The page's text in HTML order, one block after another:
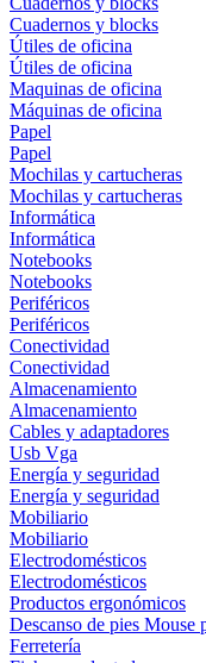
Cuadernos y blocks
Útiles de oficina
Útiles de oficina
Maquinas de oficina
Máquinas de oficina
Papel
Papel
Mochilas y cartucheras
Mochilas y cartucheras
Informática
Informática
Notebooks
Notebooks
Periféricos
Periféricos
Conectividad
Conectividad
Almacenamiento
Almacenamiento
Cables y adaptadores
Usb Vga
Energía y seguridad
Energía y seguridad
Mobiliario
Mobiliario
Electrodomésticos
Electrodomésticos
Productos ergonómicos
Descanso de pies Mouse
Ferretería